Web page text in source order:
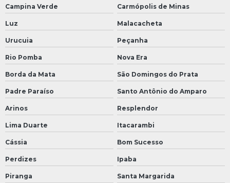
Campina Verde Carmópolis de Minas
Luz Malacacheta
Urucuia Peçanha
Rio Pomba Nova Era
Borda da Mata São Domingos do Prata
Padre Paraíso Santo Antônio do Amparo
Arinos Resplendor
Lima Duarte Itacarambi
Cássia Bom Sucesso
Perdizes Ipaba
Piranga Santa Margarida